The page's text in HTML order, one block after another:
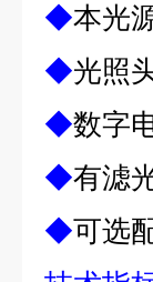
◆本光
◆光照
◆数字
◆有滤
◆可选